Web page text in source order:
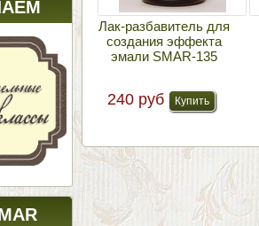
Лак-разбавитель для
создания эффекта
эмали SMAR-135
240 руб